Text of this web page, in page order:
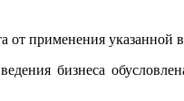
от применения
бизнеса